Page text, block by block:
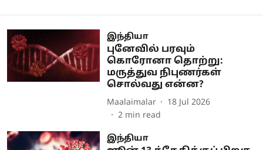
இந்தியா
புனேவில் பரவும்
கொரோனா தொற்று:
மருத்துவ நிபுணர்கள்
சொல்வது என்ன?
Maalaimalar
18 Jul 2026
2 min read
இந்தியா